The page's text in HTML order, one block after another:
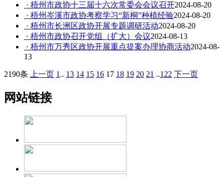
· 梧州市政协十三届十六次常委会会议召开2024-08-20
· 梧州岑溪市政协考察学习“新桐”种植经验2024-08-20
· 梧州市长洲区政协开展专题调研活动2024-08-20
· 梧州市政协召开党组（扩大）会议2024-08-13
· 梧州市万秀区政协开展重点提案办理协商活动2024-08-
13
2190条 上一页 1 .. 13 14 15 16 17 18 19 20 21 ..122 下一页
网站链接